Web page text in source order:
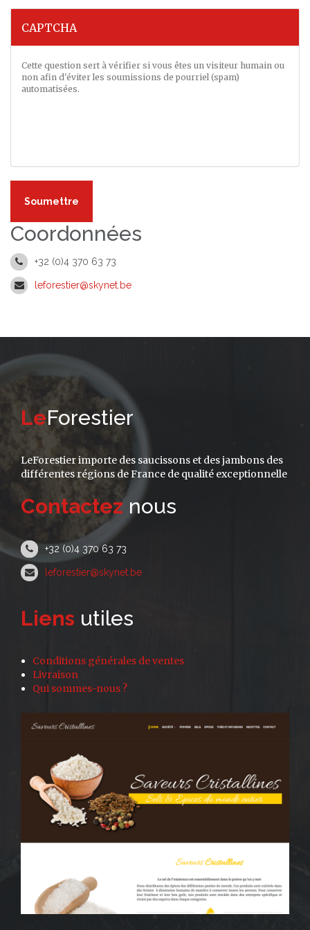
CAPTCHA
Cette question sert à vérifier si vous êtes un visiteur humain ou
non afin d'éviter les soumissions de pourriel (spam)
automatisées.
Soumettre
Coordonnées
+32 (0)4 370 63 73
leforestier@skynet.be
LeForestier
LeForestier importe des saucissons et des jambons des
différentes régions de France de qualité exceptionnelle
Contacteznous
+32 (0)4 370 63 73
leforestier@skynet.be
Liens utiles
Conditions générales de ventes
Livraison
Qui sommes-nous ?